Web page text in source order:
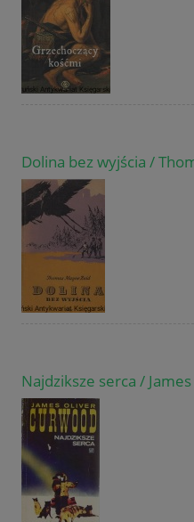
Dolina bez wyjścia /
Najdziksze serca /